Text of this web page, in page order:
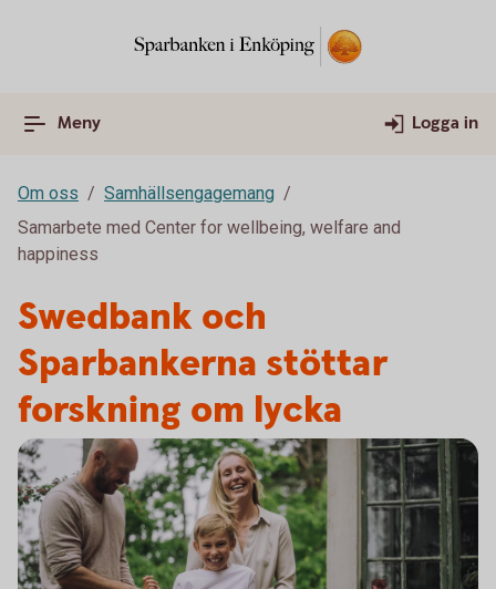
Meny Logga in
Om oss
Samhällsengagemang
Samarbete med Center for wellbeing, welfare and
happiness
Swedbank och
Sparbankerna stöttar
forskning om lycka